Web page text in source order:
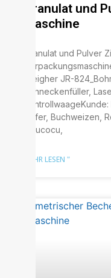
Granulat und
Maschine
Granulat und Pulver
Weigher JR-
Schneckenfüller,
Hafer, Buchweizen,
Coucocu,
MEHR LESEN "